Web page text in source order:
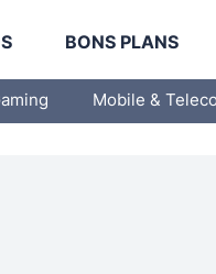
BONS PLANS
Mobile &